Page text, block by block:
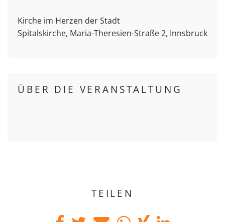
Kirche im Herzen der Stadt
Spitalskirche, Maria-Theresien-Straße 2, Innsbruck
ÜBER DIE VERANSTALTUNG
TEILEN